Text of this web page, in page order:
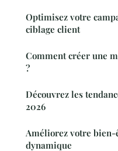
Optimisez votre
ciblage client
Comment créer une
?
Découvrez les
2026
Améliorez votre bien-
dynamique